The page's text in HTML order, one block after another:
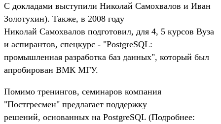
С докладами выступили Николай Самохвалов и Иван
Золотухин). Также, в 2008 году
Николай Самохвалов подготовил, для 4, 5 курсов Вуза
и аспирантов, спецкурс - "PostgreSQL:
промышленная разработка баз данных", который был
апробирован ВМК МГУ.
Помимо тренингов, семинаров компания
"Постгресмен" предлагает поддержку
решений, основанных на PostgreSQL (Подробнее: